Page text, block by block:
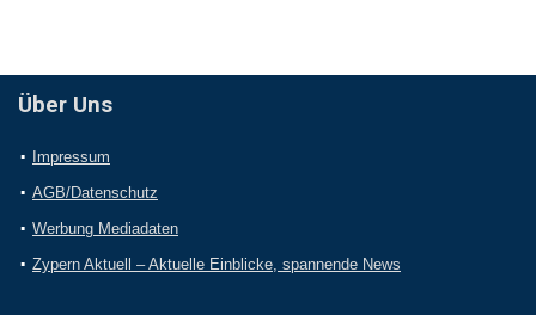
Über Uns
Impressum
AGB/Datenschutz
Werbung Mediadaten
Zypern Aktuell – Aktuelle Einblicke, spannende News